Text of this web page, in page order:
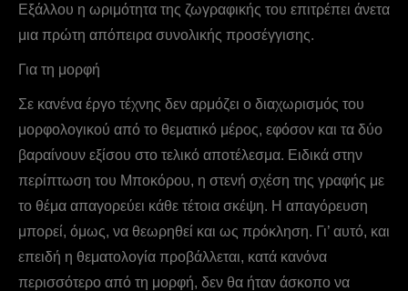
Εξάλλου η ωριμότητα της ζωγραφικής του επιτρέπει άνετα
μια πρώτη απόπειρα συνολικής προσέγγισης.
Για τη μορφή
Σε κανένα έργο τέχνης δεν αρμόζει ο διαχωρισμός του
μορφολογικού από το θεματικό μέρος, εφόσον και τα δύο
βαραίνουν εξίσου στο τελικό αποτέλεσμα. Ειδικά στην
περίπτωση του Mποκόρου, η στενή σχέση της γραφής με
το θέμα απαγορεύει κάθε τέτοια σκέψη. Η απαγόρευση
μπορεί, όμως, να θεωρηθεί και ως πρόκληση. Γι’ αυτό, και
επειδή η θεματολογία προβάλλεται, κατά κανόνα
περισσότερο από τη μορφή, δεν θα ήταν άσκοπο να